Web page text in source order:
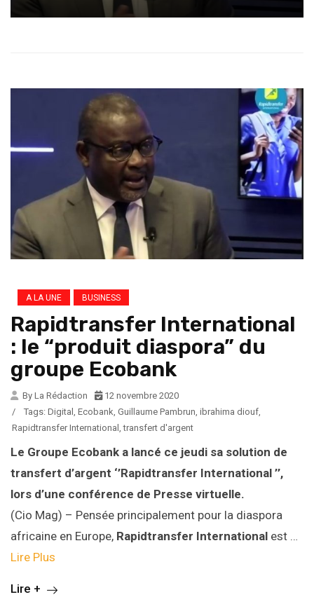
A LA UNE BUSINESS
Rapidtransfer International
: le “produit diaspora” du
groupe Ecobank
By La Rédaction
12 novembre 2020
/
Tags: Digital , Ecobank, Guillaume Pambrun, ibrahima diouf,
Rapidtransfer International ,transfert d'argent
Le Groupe Ecobank a lancé ce jeudi sa solution de
transfert d’argent ‘’Rapidtransfer International ’’,
lors d’une conférence de Presse virtuelle.
(Cio Mag) – Pensée principalement pour la diaspora
africaine en Europe, Rapidtransfer International est …
Lire Plus
Lire +